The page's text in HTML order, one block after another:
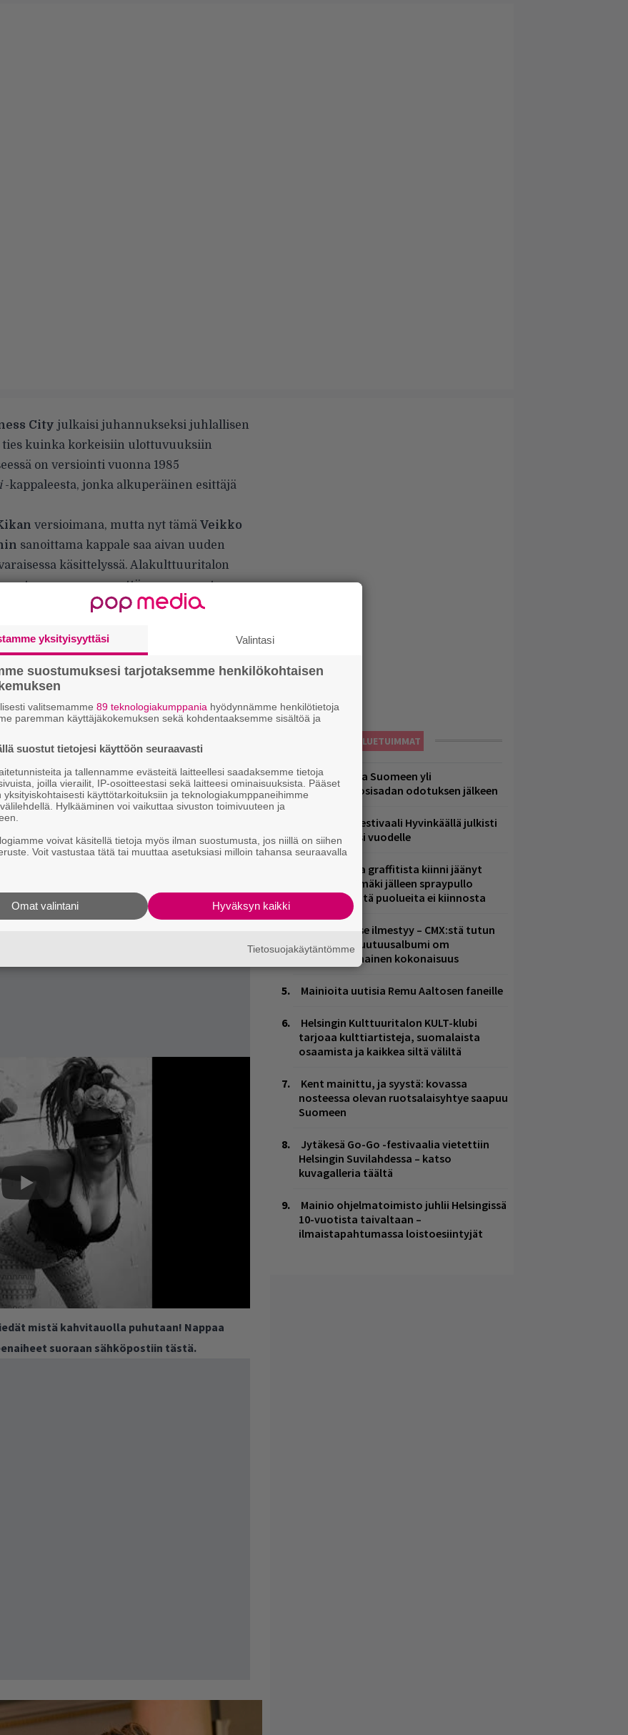
City julkaisi juhannukseksi juhlallisen
ties kuinka korkeisiin ulottuvuuksiin
on versiointi vuonna 1985
-kappaleesta, jonka alkuperäinen esittäjä
versioimana, mutta nyt tämä Veikko
sanoittama kappale saa aivan uuden
käsittelyssä. Alakulttuuritalon
sen verran, että se on saanut
kotikonnuilla, joille on matkustettu
LahtikuvailevatAnna rakas raju hetki
laidan yli kusemiseen” tai
tämän juhannuksen tunnuskappale
ja sähköistävä vaihtoehto säestämään
mistä kahvitauolla puhutaan! Nappaa
suoraan sähköpostiin tästä.
LUETUIMMAT
Weezer palaa Suomeen yli
neljännesvuosisadan odotuksen jälkeen
Äärimetallifestivaali Hyvinkäällä julkisti
esiintyjiä ensi vuodelle
Laittomasta graffitista kiinni jäänyt
Paavo Arhinmäki jälleen spraypullo
kädessä – näitä puolueita ei kiinnosta
Huomenna se ilmestyy – CMX:stä tutun
A.W. Yrjänän uutuusalbumi om
mammuttimainen kokonaisuus
Mainioita uutisia Remu Aaltosen faneille
Helsingin Kulttuuritalon KULT-klubi
tarjoaa kulttiartisteja, suomalaista
osaamista ja kaikkea siltä väliltä
Kent mainittu, ja syystä: kovassa
nosteessa olevan ruotsalaisyhtye saapuu
Suomeen
Jytäkesä Go-Go -festivaalia vietettiin
Helsingin Suvilahdessa – katso
kuvagalleria täältä
Mainio ohjelmatoimisto juhlii Helsingissä
10-vuotista taivaltaan –
ilmaistapahtumassa loistoesiintyjät
yksityisyyttäsi Valintasi
suostumuksesi tarjotaksemme henkilökohtaisen
valitsemamme 89 teknologiakumppania hyödynnämme henkilötietoja
paremman käyttäjäkokemuksen sekä kohdentaaksemme sisältöä ja
suostut tietojesi käyttöön seuraavasti
ja tallennamme evästeitä laitteellesi saadaksemme tietoja
joilla vierailit, IP-osoitteestasi sekä laitteesi ominaisuuksista. Pääset
yksityiskohtaisesti käyttötarkoituksiin ja teknologiakumppaneihimme
Hylkääminen voi vaikuttaa sivuston toimivuuteen ja
voivat käsitellä tietoja myös ilman suostumusta, jos niillä on siihen
Voit vastustaa tätä tai muuttaa asetuksiasi milloin tahansa seuraavalla
Hyväksyn kaikki
Omat valintani
Tietosuojakäytäntömme